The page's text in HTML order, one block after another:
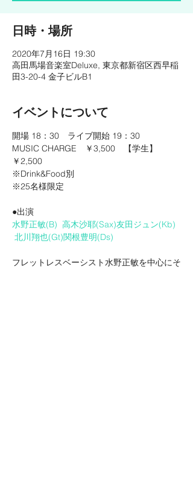
日時・場所
2020年7月16日 19:30
高田馬場音楽室Deluxe, 東京都新宿区西早稲
田3-20-4 金子ビルB1
イベントについて
開場 18：30　ライブ開始 19：30
MUSIC CHARGE　￥3,500　【学生】
￥2,500
※Drink&Food別
※25名様限定
水野正敏(B) 高木沙耶(Sax)友田ジュン(Kb)
北川翔也(Gt)関根豊明(Ds)
フレットレスベーシスト水野正敏を中心にそ